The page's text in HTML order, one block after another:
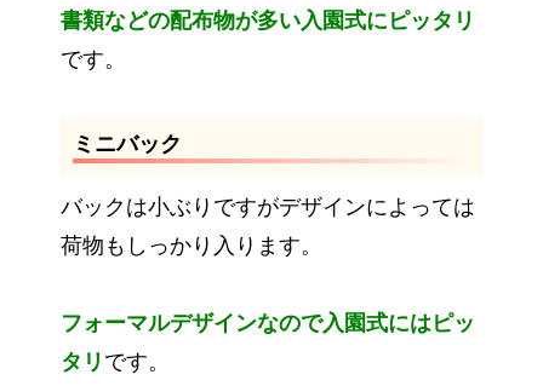
書類などの配布物が多い入園式にピッタリ
です。
ミニバック
バックは小ぶりですがデザインによっては
荷物もしっかり入ります。
フォーマルデザインなので入園式にはピッ
タリ です。